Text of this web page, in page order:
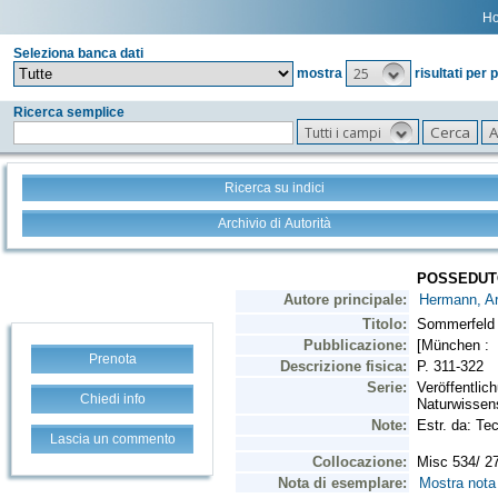
Seleziona banca dati
mostra
25 risultati per
Ricerca semplice
Tutti i campi
Ricerca su indici
Archivio di Autorità
Prenota
Chiedi info
Lascia un commento